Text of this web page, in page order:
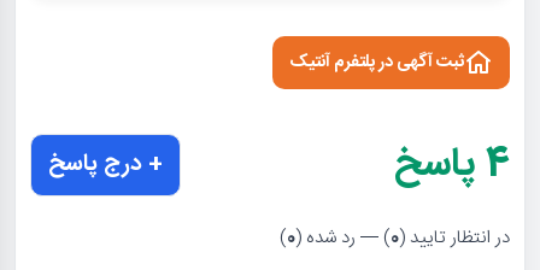
ثبت آگهی در پلتفرم آنتیک
4پاسخ + درج پاسخ
در انتظار تایید (0) — رد شده (0
)